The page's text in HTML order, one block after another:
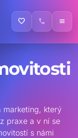
favorite call menu
marketing, který
praxe a v ní se
s námi